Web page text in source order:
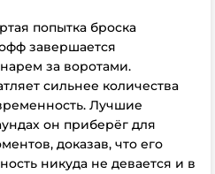
попытка броска
завершается
за воротами.
сильнее количества
Лучшие
он приберёг для
доказав, что его
никуда не девается и в